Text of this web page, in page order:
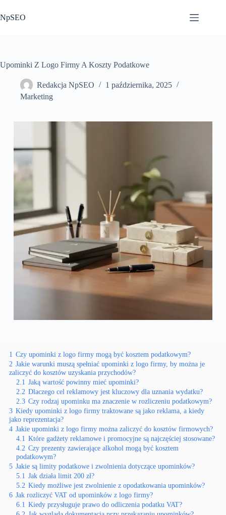
do
treści
NpSEO
Upominki Z Logo Firmy A Koszty Podatkowe
Redakcja NpSEO
1 października, 2025
Marketing
1 Czy upominki z logo firmy mogą być kosztem podatkowym?
2 Jakie warunki muszą spełniać upominki z logo firmy, by można je
zaliczyć do kosztów uzyskania przychodów?
2.1 Jaką wartość powinny mieć upominki?
2.2 Dlaczego cel reklamowy jest kluczowy dla uznania wydatku?
2.3 Czy rodzaj upominku ma znaczenie w rozliczeniu podatkowym?
3 Kiedy upominki z logo firmy traktowane są jako reklama, a kiedy
jako reprezentacja?
4 Jakie upominki z logo firmy można zaliczyć do kosztów firmowych?
4.1 Które gadżety reklamowe i promocyjne są najczęściej stosowane?
4.2 Czy prezenty zawierające alkohol mogą być kosztem
podatkowym?
5 Jakie są limity podatkowe i zwolnienia dotyczące upominków?
5.1 Jak działa limit 200 zł?
5.2 Kiedy możliwe jest zwolnienie z opodatkowania upominków?
6 Jak rozliczyć VAT od upominków z logo firmy?
6.1 Kiedy przysługuje prawo do odliczenia podatku VAT?